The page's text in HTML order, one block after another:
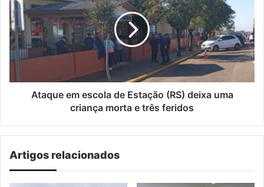
escola
de
Estação
(RS)
deixa
criança
Ataque em escola de Estação (RS) deixa uma
criança morta e três feridos
Artigos relacionados